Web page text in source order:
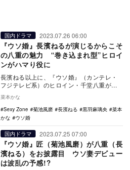
国内ドラマ 2023.07.26 06:00
『ウソ婚』長濱ねるが演じるからこそ
の八重の魅力 “巻き込まれ型”ヒロイ
ンがハマり役に
長濱ねる以上に、『ウソ婚』（カンテレ・
フジテレビ系）のヒロイン・千堂八重がハ
長濱が演じる…
菜本かな
Sexy Zone
菊池風磨 長濱ねる 黒羽麻璃央
菜本
かな
ウソ婚
国内ドラマ 2023.07.25 07:00
『ウソ婚』匠（菊池風磨）が八重（長
濱ねる）をお披露目 ウソ妻デビュー
は波乱の予感!?